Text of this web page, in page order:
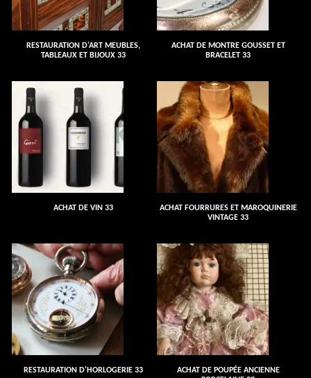
RESTAURATION D'ART MEUBLES,
TABLEAUX ET BIJOUX 33
ACHAT DE MONTRE GOUSSET ET
BRACELET 33
ACHAT DE VIN 33
ACHAT FOURRURES ET MAROQUINERIE
VINTAGE 33
RESTAURATION D'HORLOGERIE 33
ACHAT DE POUPÉE ANCIENNE